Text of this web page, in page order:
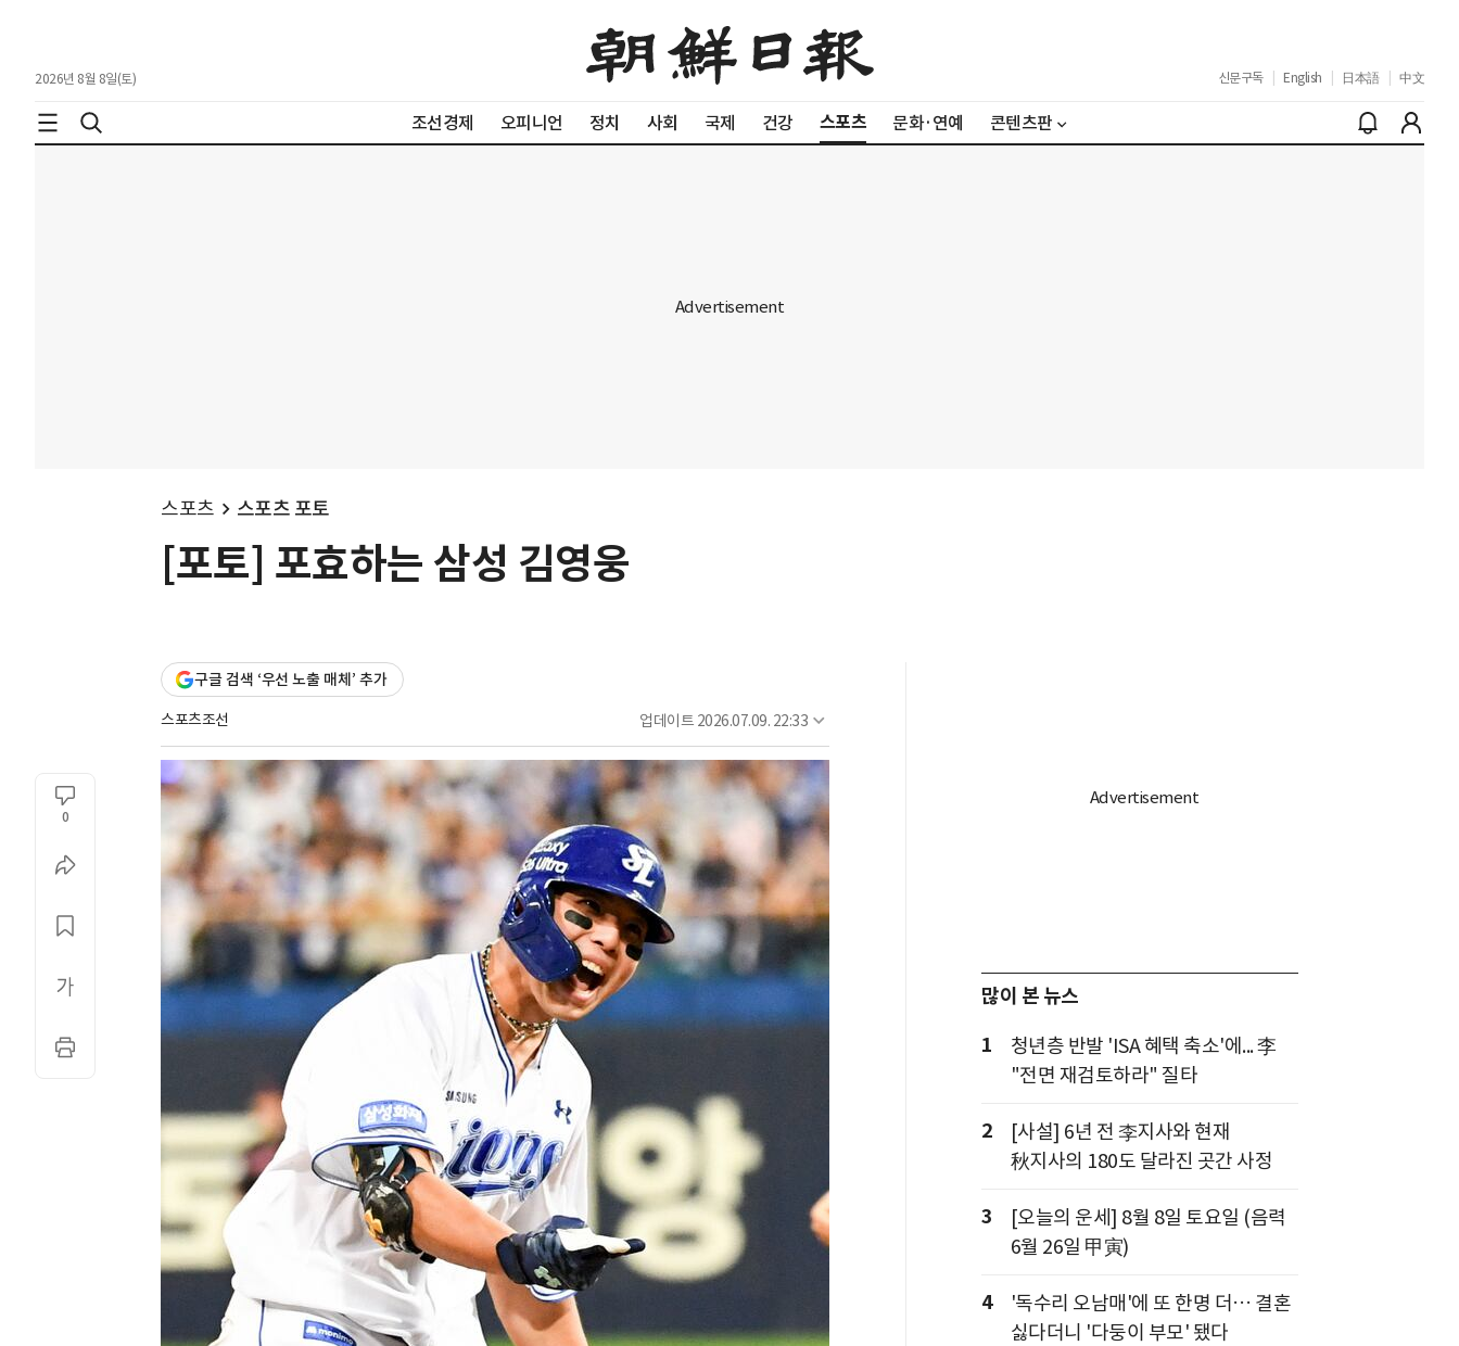
2026년 8월 8일(토) 신문구독 English 日本語 中文
조선경제 오피니언 정치 사회 국제 건강 스포츠 문화·연예 콘텐츠판
스포츠 스포츠 포토
[포토] 포효하는 삼성 김영웅
구글 검색 ‘우선 노출 매체’ 추가
스포츠조선 업데이트 2026.07.09. 22:33
0
많이 본 뉴스
1
청년층 반발 'ISA 혜택 축소'에... 李
"전면 재검토하라" 질타
2
[사설] 6년 전 李지사와 현재
秋지사의 180도 달라진 곳간 사정
3
[오늘의 운세] 8월 8일 토요일 (음력
6월 26일 甲寅)
4
'독수리 오남매'에 또 한명 더… 결혼
싫다더니 '다둥이 부모' 됐다